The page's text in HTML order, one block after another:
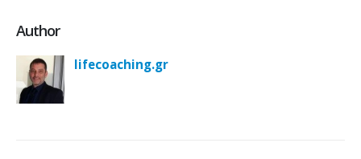
Author
lifecoaching.gr